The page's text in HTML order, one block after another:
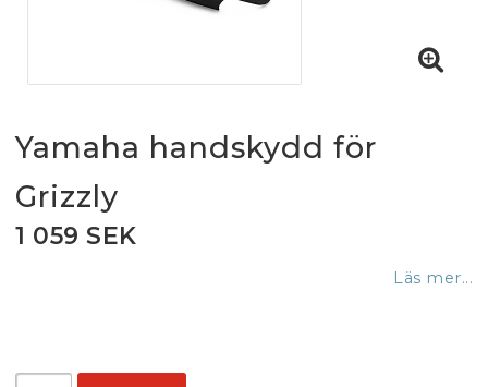
Yamaha handskydd för
Grizzly
1 059 SEK
Läs mer...